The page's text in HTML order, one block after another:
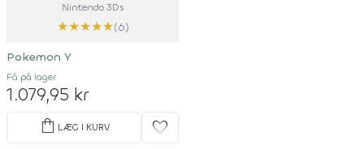
Nintendo 3Ds
★★★★★(6)
Pokemon Y
Få på lager
1.079,95 kr
shopping_bag LÆG I KURV favorite